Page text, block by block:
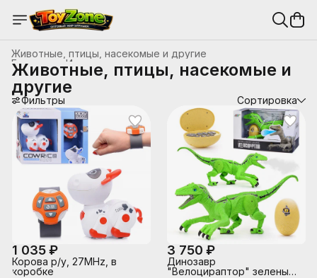
Животные, птицы, насекомые и другие
Игрушки на радиоуправлении
Главная
Животные, птицы, насекомые и
другие
Фильтры Сортировка
1 035 ₽
Корова р/у, 27MHz, в
коробке
3 750 ₽
Динозавр
"Велоцираптор" зеленый,